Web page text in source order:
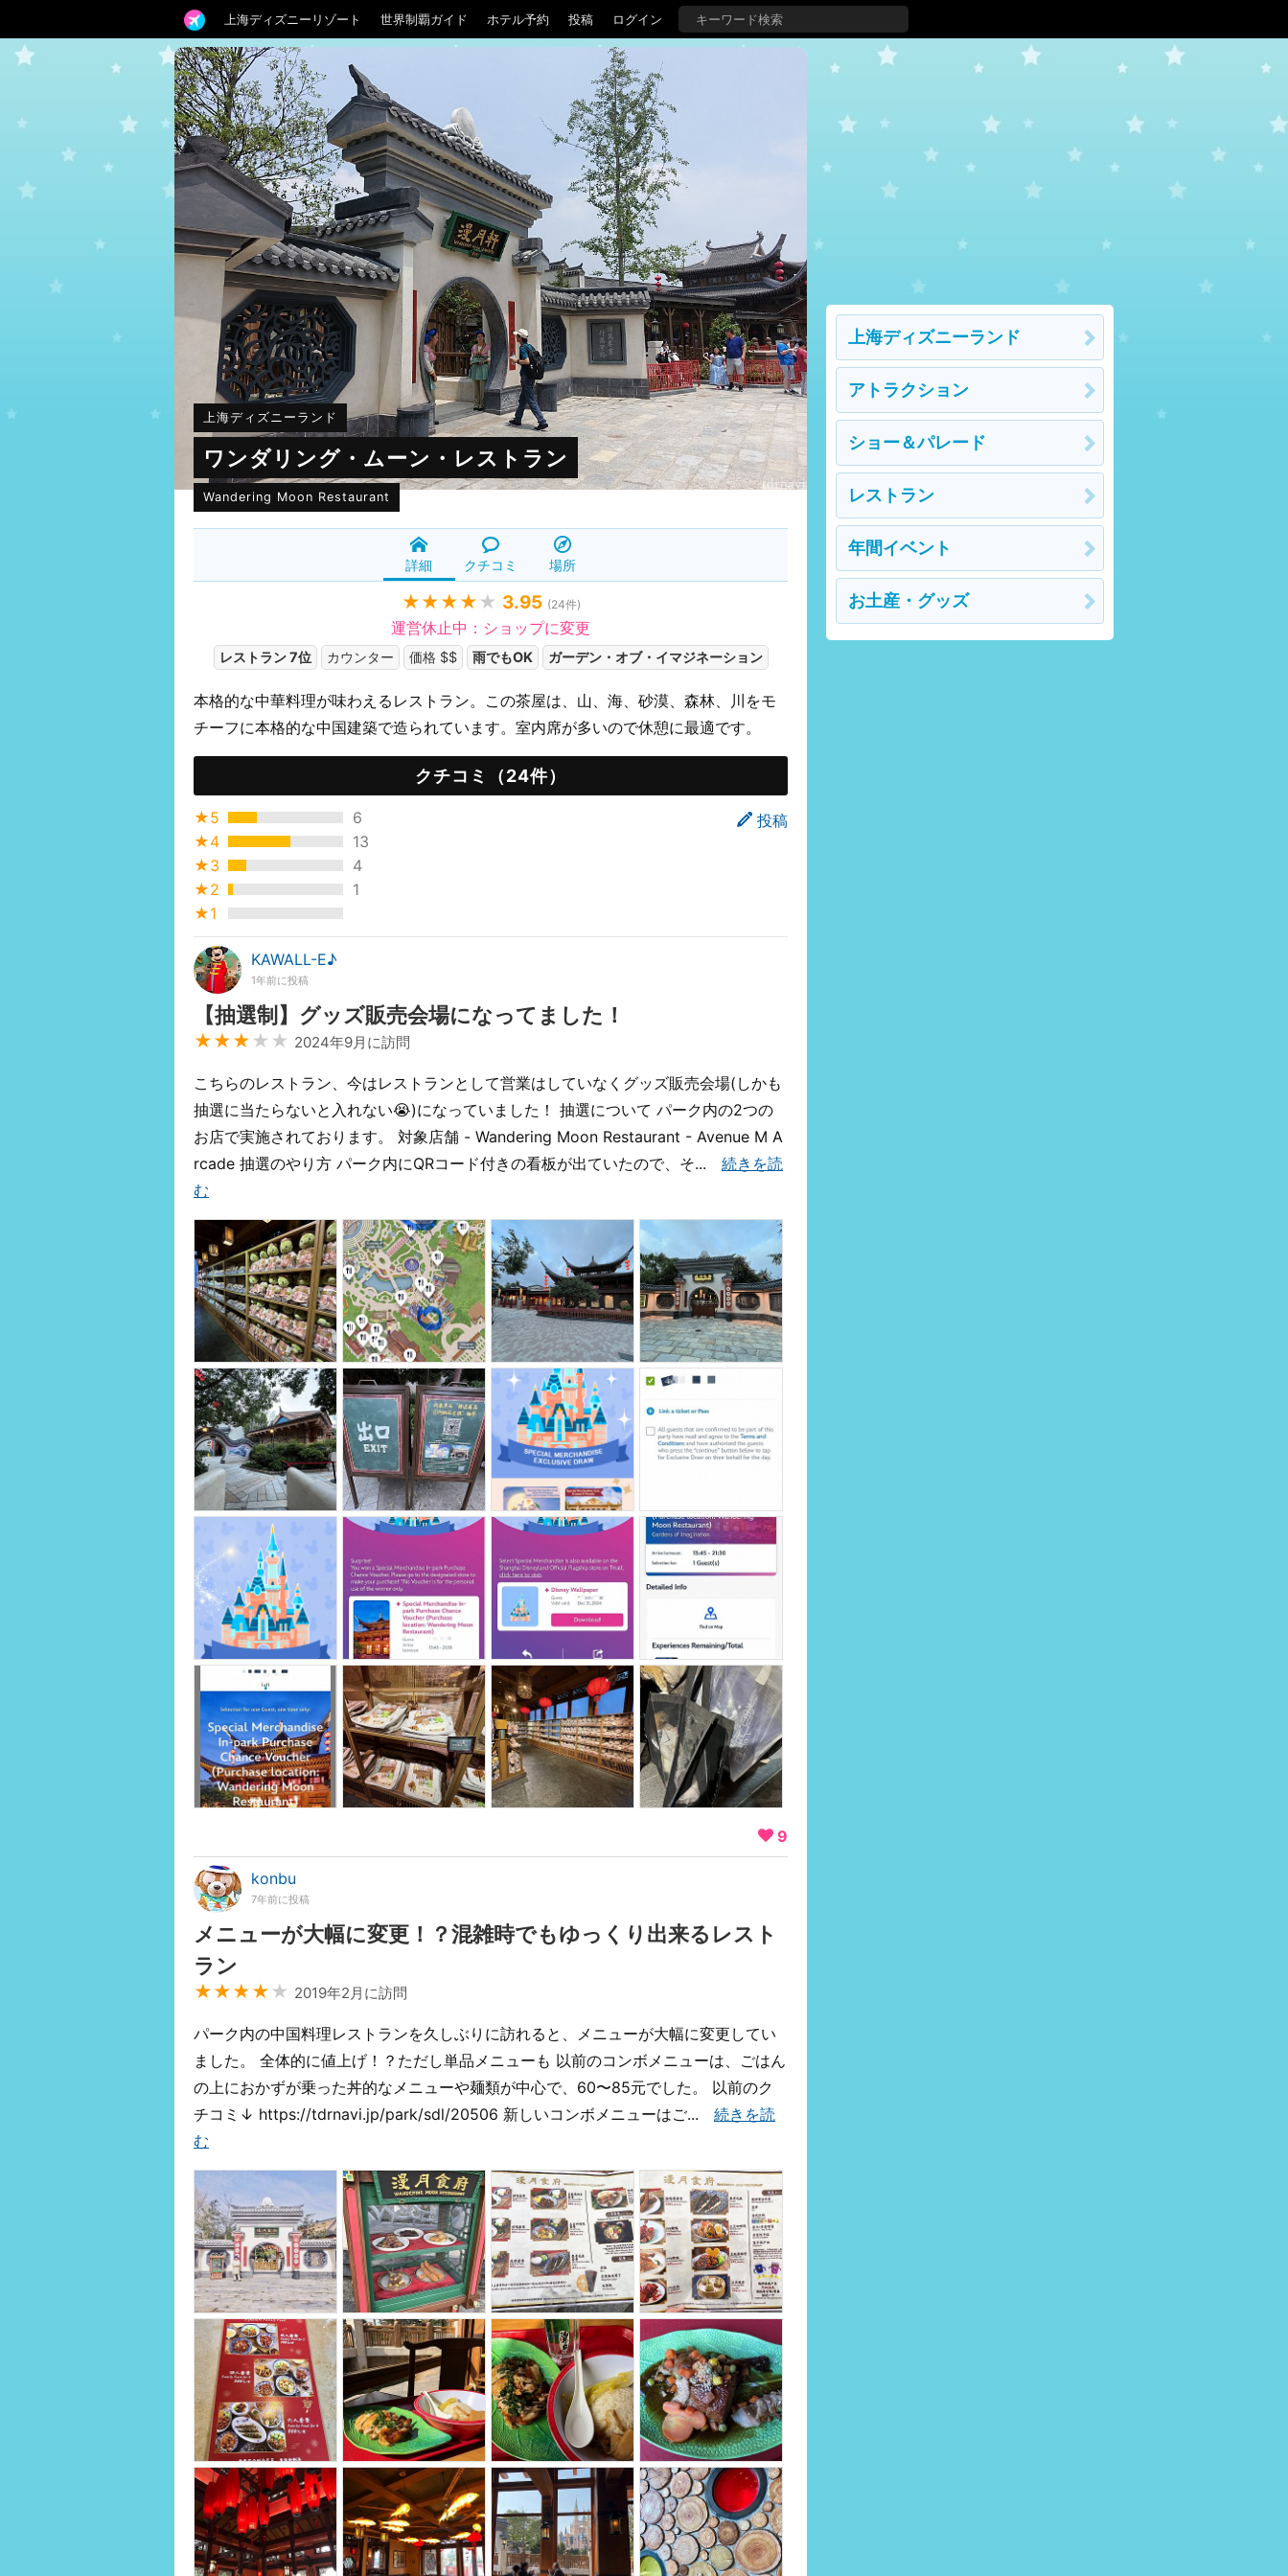
上海ディズニーリゾート 世界制覇ガイド ホテル予約 投稿 ログイン
上海ディズニーランド
ワンダリング・ムーン・レストラン
Wandering Moon Restaurant
詳細 クチコミ 場所
★★★★ ★ 3.95 (24件)
運営休止中：ショップに変更
レストラン 7位 カウンター 価格 $$ 雨でもOK ガーデン・オブ・イマジネーション
本格的な中華料理が味わえるレストラン。この茶屋は、山、海、砂漠、森林、川をモ
チーフに本格的な中国建築で造られています。室内席が多いので休憩に最適です。
クチコミ（24件）
投稿
★5
6
★4
13
★3
4
★2
1
★1
KAWALL-E♪
1年前に投稿
【抽選制】グッズ販売会場になってました！
★★★ ★★ 2024年9月に訪問
こちらのレストラン、今はレストランとして営業はしていなくグッズ販売会場(しかも
抽選に当たらないと入れない😭)になっていました！ 抽選について パーク内の2つの
お店で実施されております。 対象店舗 - Wandering Moon Restaurant - Avenue M A
rcade 抽選のやり方 パーク内にQRコード付きの看板が出ていたので、そ... 続きを読
む
9
konbu
7年前に投稿
メニューが大幅に変更！？混雑時でもゆっくり出来るレスト
ラン
★★★★ ★ 2019年2月に訪問
パーク内の中国料理レストランを久しぶりに訪れると、メニューが大幅に変更してい
ました。 全体的に値上げ！？ただし単品メニューも 以前のコンボメニューは、ごはん
の上におかずが乗った丼的なメニューや麺類が中心で、60〜85元でした。 以前のク
チコミ↓ https://tdrnavi.jp/park/sdl/20506 新しいコンボメニューはご... 続きを読
む
上海ディズニーランド
アトラクション
ショー＆パレード
レストラン
年間イベント
お土産・グッズ